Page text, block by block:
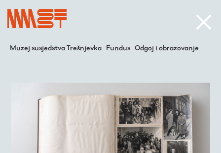
Muzej susjedstva Trešnjevka Fundus Odgoj i obrazovanje